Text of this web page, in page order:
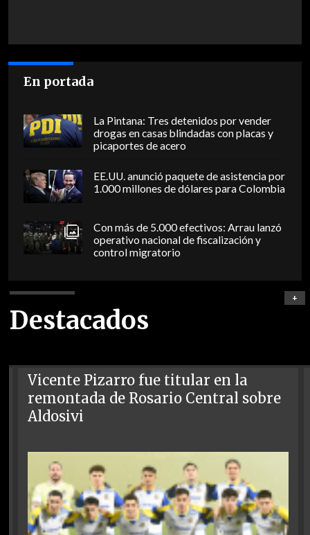
En portada
La Pintana: Tres detenidos por vender
drogas en casas blindadas con placas y
picaportes de acero
EE.UU. anunció paquete de asistencia por
1.000 millones de dólares para Colombia
Con más de 5.000 efectivos: Arrau lanzó
operativo nacional de fiscalización y
control migratorio
Destacados
+
Vicente Pizarro fue titular en la
remontada de Rosario Central sobre
Aldosivi